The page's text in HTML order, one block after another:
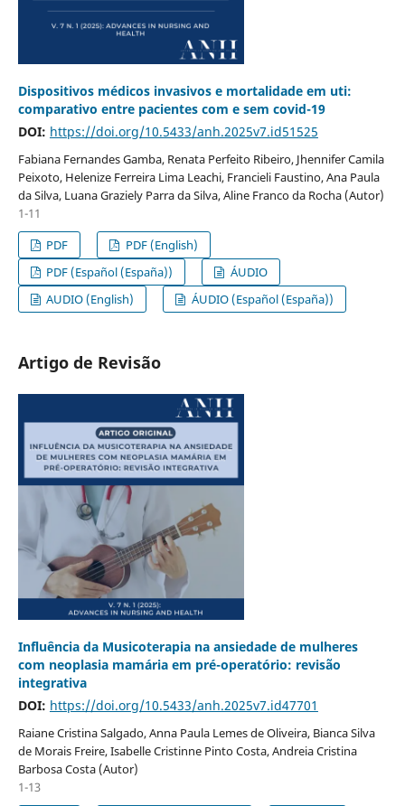
Dispositivos médicos invasivos e mortalidade em uti:
comparativo entre pacientes com e sem covid-19
DOI: https://doi.org/10.5433/anh.2025v7.id51525
Fabiana Fernandes Gamba, Renata Perfeito Ribeiro, Jhennifer Camila
Peixoto, Helenize Ferreira Lima Leachi, Francieli Faustino, Ana Paula
da Silva, Luana Graziely Parra da Silva, Aline Franco da Rocha (Autor)
1-11
PDF
PDF (English)
PDF (Español (España))
ÁUDIO
AUDIO (English)
ÁUDIO (Español (España))
Artigo de Revisão
Influência da Musicoterapia na ansiedade de mulheres
com neoplasia mamária em pré-operatório: revisão
integrativa
DOI: https://doi.org/10.5433/anh.2025v7.id47701
Raiane Cristina Salgado, Anna Paula Lemes de Oliveira, Bianca Silva
de Morais Freire, Isabelle Cristinne Pinto Costa, Andreia Cristina
Barbosa Costa (Autor)
1-13